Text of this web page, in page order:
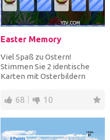
Easter Memory
Viel Spaß zu Ostern!
Stimmen Sie 2 identische
Karten mit Osterbildern
Sp...
68 10